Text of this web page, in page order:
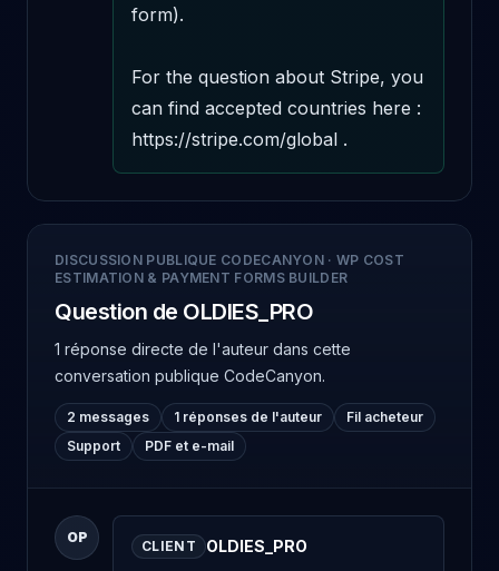
form).
For the question about Stripe, you
can find accepted countries here :
https://stripe.com/global .
DISCUSSION PUBLIQUE CODECANYON · WP COST
ESTIMATION & PAYMENT FORMS BUILDER
Question de OLDIES_PRO
1 réponse directe de l'auteur dans cette
conversation publique CodeCanyon.
2 messages 1 réponses de l'auteur
Fil acheteur
Support
PDF et e-mail
OP
CLIENT OLDIES_PRO